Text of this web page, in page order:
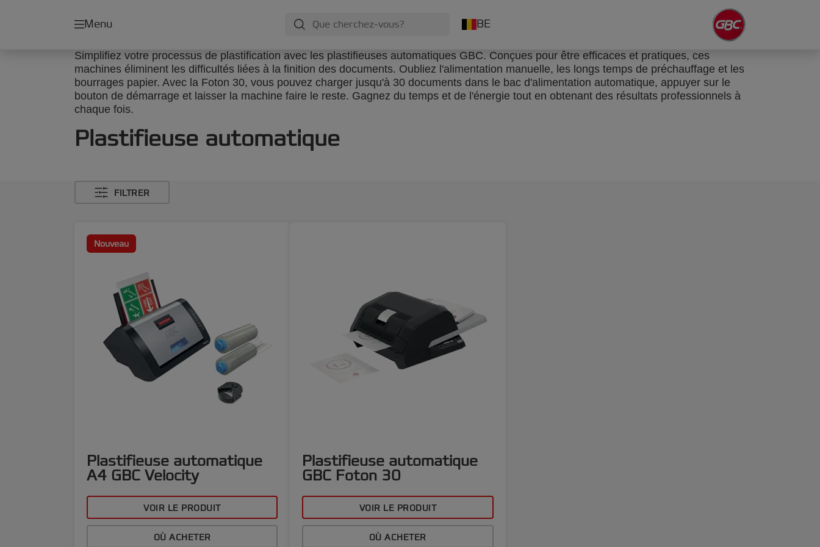
Menu BE
Simplifiez votre processus de plastification avec les plastifieuses automatiques GBC. Conçues pour être efficaces et pratiques, ces
machines éliminent les difficultés liées à la finition des documents. Oubliez l'alimentation manuelle, les longs temps de préchauffage et les
bourrages papier. Avec la Foton 30, vous pouvez charger jusqu'à 30 documents dans le bac d'alimentation automatique, appuyer sur le
bouton de démarrage et laisser la machine faire le reste. Gagnez du temps et de l'énergie tout en obtenant des résultats professionnels à
chaque fois.
Plastifieuse automatique
FILTRER
Nouveau
Plastifieuse automatique
A4 GBC Velocity
VOIR LE PRODUIT
OÙ ACHETER
Plastifieuse automatique
GBC Foton 30
VOIR LE PRODUIT
OÙ ACHETER